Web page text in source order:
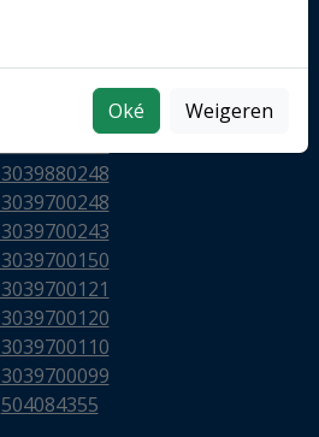
Oké Weigeren
54399700071
504084355